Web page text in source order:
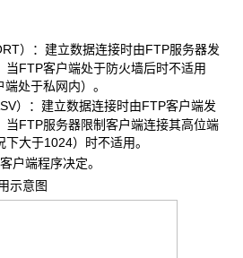
）：建立数据连接时由FTP服务器发
当FTP客户端处于防火墙后时不适用
端处于私网内）。
）：建立数据连接时由FTP客户端发
当FTP服务器限制客户端连接其高位端
下大于1024）时不适用。
客户端程序决定。
示意图